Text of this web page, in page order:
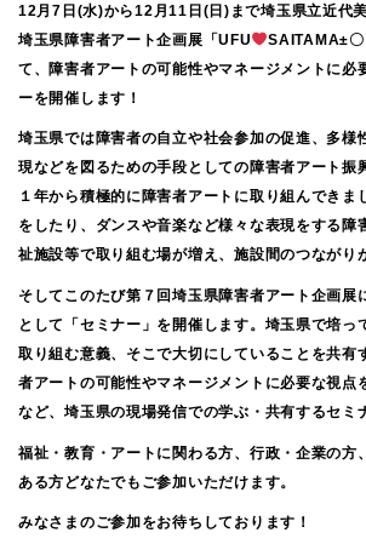
12月7日(水)から12月11日(日)まで埼玉県立近代
埼玉県障害者アート企画展「UFU
SAITAMA±〇
て、障害者アートの可能性やマネージメントに必
ーを開催します！
埼玉県では障害者の自立や社会参加の促進、多様
現などを図るための手段としての障害者アート振
１年から積極的に障害者アートに取り組んできま
をしたり、ダンスや音楽など様々な表現をする障
祉施設等で取り組む場が増え、施設間のつながり
そしてこのたび第７回埼玉県障害者アート企画展
として「セミナー」を開催します。埼玉県で培っ
取り組む意義、そこで大切にしていることを共有
者アートの可能性やマネージメントに必要な視点
など、埼玉県の現場発信での学ぶ・共有するセミ
福祉・教育・アートに関わる方、行政・企業の方
ある方どなたでもご参加いただけます。
みなさまのご参加をお待ちしております！